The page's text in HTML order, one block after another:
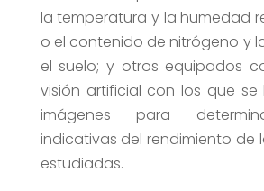
la temperatura y la humedad
o el contenido de nitrógeno y
el suelo; y otros equipados
visión artificial con los que
imágenes para
indicativas del rendimiento de
estudiadas.